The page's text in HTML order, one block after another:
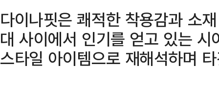
다이나핏은 쾌적한 착용감과 소
대 사이에서 인기를 얻고 있는
스타일 아이템으로 재해석하며